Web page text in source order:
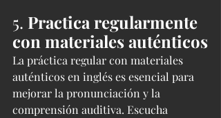
5. Practica regularmente
con materiales auténticos
La práctica regular con materiales
auténticos en inglés es esencial para
mejorar la pronunciación y la
comprensión auditiva. Escucha